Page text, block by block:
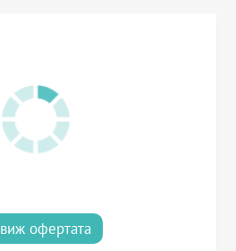
виж офертата